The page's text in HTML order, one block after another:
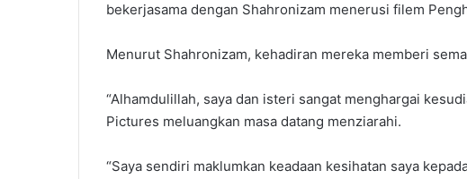
bekerjasama dengan Shahronizam menerusi filem
Menurut Shahronizam, kehadiran mereka memberi
“Alhamdulillah, saya dan isteri sangat menghargai
Pictures meluangkan masa datang menziarahi.
“Saya sendiri maklumkan keadaan kesihatan saya